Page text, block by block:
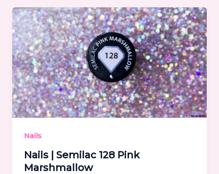
Nails
Nails | Semilac 128 Pink
Marshmallow